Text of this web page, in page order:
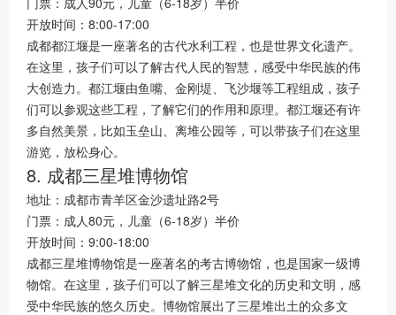
开放时间：8:00-17:00
成都都江堰是一座著名的古代水利工程，也是世界文化遗产。
在这里，孩子们可以了解古代人民的智慧，感受中华民族的伟
大创造力。都江堰由鱼嘴、金刚堤、飞沙堰等工程组成，孩子
们可以参观这些工程，了解它们的作用和原理。都江堰还有许
多自然美景，比如玉垒山、离堆公园等，可以带孩子们在这里
游览，放松身心。
8. 成都三星堆博物馆
地址：成都市青羊区金沙遗址路2号
门票：成人80元，儿童（6-18岁）半价
开放时间：9:00-18:00
成都三星堆博物馆是一座著名的考古博物馆，也是国家一级博
物馆。在这里，孩子们可以了解三星堆文化的历史和文明，感
受中华民族的悠久历史。博物馆展出了三星堆出土的众多文